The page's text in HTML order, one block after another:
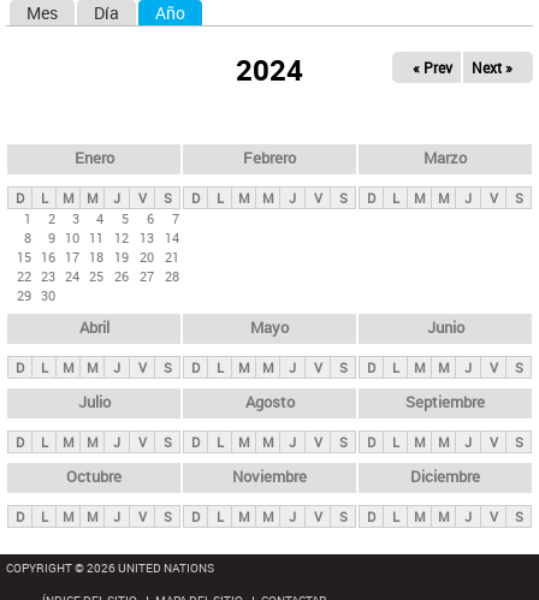
ds
p
n
i
p
a
l
s
Mes Día Año
2024 « Prev Next »
Enero
D L M M J V
S
1
2 3 4 5 6
7
8
9 10 11 12 13
14
15 16 17 18 19 20 21
22 23 24 25 26 27 28
29 30
Febrero
D L M M J V S
Marzo
D L M M J V S
Abril
D L M M J V S
Mayo
D L M M J V S
Junio
D L M M J V S
Julio
D L M M J V S
Agosto
D L M M J V S
Septiembre
D L M M J V S
Octubre
D L M M J V S
Noviembre
D L M M J V S
Diciembre
D L M M J V S
COPYRIGHT © 2026 UNITED NATIONS